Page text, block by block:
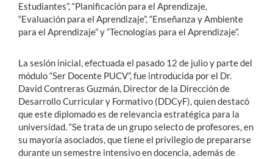
Estudiantes”, “Planificación para el Aprendizaje,
“Evaluación para el Aprendizaje”, “Enseñanza y Ambiente
para el Aprendizaje” y “Tecnologías para el Aprendizaje”.
La sesión inicial, efectuada el pasado 12 de julio y parte del
módulo “Ser Docente PUCV”, fue introducida por el Dr.
David Contreras Guzmán, Director de la Dirección de
Desarrollo Curricular y Formativo (DDCyF), quien destacó
que este diplomado es de relevancia estratégica para la
universidad. “Se trata de un grupo selecto de profesores, en
su mayoría asociados, que tiene el privilegio de prepararse
durante un semestre intensivo en docencia, además de